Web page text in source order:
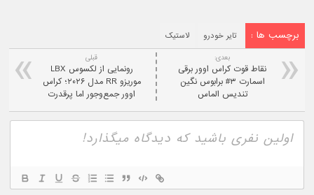
برچسب ها : تایر خودرو لاستیک
قبلی
رونمایی از لکسوس LBX
موریزو RR مدل ۲۰۲۶؛ کراس‌
اوور جمع‌وجور اما پرقدرت
بعدی:
نقاط قوت کراس اوور برقی
اسمارت ۳# برابوس نگین
تندیس الماس